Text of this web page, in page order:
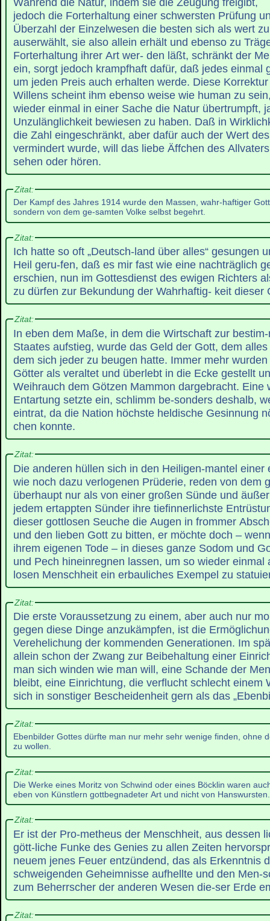
jedoch die Forterhaltung einer schwersten Prüfung
Überzahl der Einzelwesen die besten sich als wert
auserwählt, sie also allein erhält und ebenso zu
Forterhaltung ihrer Art wer- den läßt, schränkt der
ein, sorgt jedoch krampfhaft dafür, daß jedes einmal
um jeden Preis auch erhalten werde. Diese
Willens scheint ihm ebenso weise wie human zu
wieder einmal in einer Sache die Natur übertrumpft,
Unzulänglichkeit bewiesen zu haben. Daß in
die Zahl eingeschränkt, aber dafür auch der Wert
vermindert wurde, will das liebe Äffchen des
sehen oder hören.
Zitat:
Der Kampf des Jahres 1914 wurde den Massen, wahr-haftiger
sondern von dem ge-samten Volke selbst begehrt.
Zitat:
Ich hatte so oft „Deutsch-land über alles“ gesungen
Heil geru-fen, daß es mir fast wie eine nachträglich
erschien, nun im Gottesdienst des ewigen Richters
zu dürfen zur Bekundung der Wahrhaftig- keit dieser
Zitat:
In eben dem Maße, in dem die Wirtschaft zur
Staates aufstieg, wurde das Geld der Gott, dem
dem sich jeder zu beugen hatte. Immer mehr
Götter als veraltet und überlebt in die Ecke gestellt
Weihrauch dem Götzen Mammon dargebracht. Eine
Entartung setzte ein, schlimm be-sonders deshalb,
eintrat, da die Nation höchste heldische Gesinnung
chen konnte.
Zitat:
Die anderen hüllen sich in den Heiligen-mantel einer
wie noch dazu verlogenen Prüderie, reden von dem
überhaupt nur als von einer großen Sünde und
jedem ertappten Sünder ihre tiefinnerlichste
dieser gottlosen Seuche die Augen in frommer
und den lieben Gott zu bitten, er möchte doch –
ihrem eigenen Tode – in dieses ganze Sodom und
und Pech hineinregnen lassen, um so wieder einmal
losen Menschheit ein erbauliches Exempel zu
Zitat:
Die erste Voraussetzung zu einem, aber auch nur
gegen diese Dinge anzukämpfen, ist die
Verehelichung der kommenden Generationen. Im
allein schon der Zwang zur Beibehaltung einer
man sich winden wie man will, eine Schande der
bleibt, eine Einrichtung, die verflucht schlecht einem
sich in sonstiger Bescheidenheit gern als das
Zitat:
Ebenbilder Gottes dürfte man nur mehr sehr wenige finden, ohne
zu wollen.
Zitat:
Die Werke eines Moritz von Schwind oder eines Böcklin waren
eben von Künstlern gottbegnadeter Art und nicht von Hanswursten.
Zitat:
Er ist der Pro-metheus der Menschheit, aus dessen
gött-liche Funke des Genies zu allen Zeiten
neuem jenes Feuer entzündend, das als Erkenntnis
schweigenden Geheimnisse aufhellte und den Men-
zum Beherrscher der anderen Wesen die-ser Erde
Zitat: